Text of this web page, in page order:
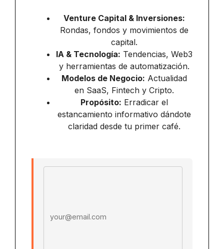
Venture Capital & Inversiones:
Rondas, fondos y movimientos de
capital.
IA & Tecnología: Tendencias, Web3
y herramientas de automatización.
Modelos de Negocio: Actualidad
en SaaS, Fintech y Cripto.
Propósito: Erradicar el
estancamiento informativo dándote
claridad desde tu primer café.